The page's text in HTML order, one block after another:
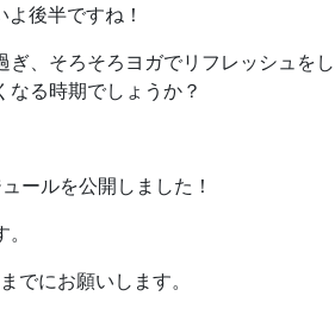
後半ですね！
ぎ、そろそろヨガでリフレッシュをし
なる時期でしょうか？
ールを公開しました！
でにお願いします。